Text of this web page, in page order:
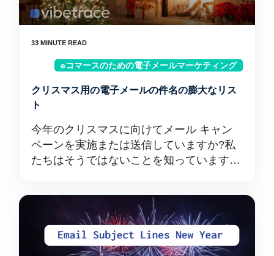
eコマースのための電子メールマーケティング
クリスマス用の電子メールの件名の膨大なリス
ト
今年のクリスマスに向けてメール キャン
ペーンを実施または送信していますか?私
たちはそうではないことを知っています…